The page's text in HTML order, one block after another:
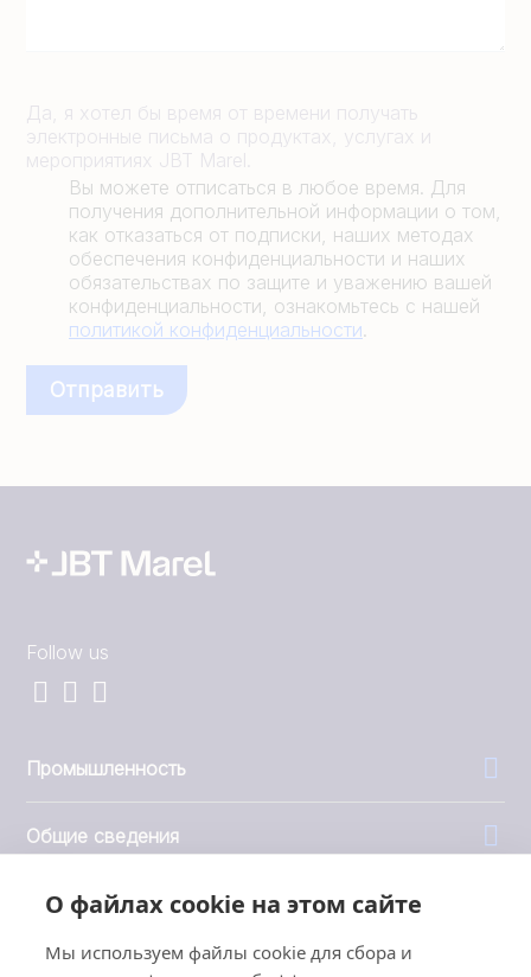
О файлах cookie на этом сайте
Мы используем файлы cookie для сбора и
Да, я хотел бы время от времени получать
электронные письма о продуктах, услугах и
мероприятиях JBT Marel.
Вы можете отписаться в любое время. Для
получения дополнительной информации о том,
как отказаться от подписки, наших методах
обеспечения конфиденциальности и наших
обязательствах по защите и уважению вашей
конфиденциальности, ознакомьтесь с нашей
политикой конфиденциальности.
Follow us
Промышленность
Общие сведения
Компания